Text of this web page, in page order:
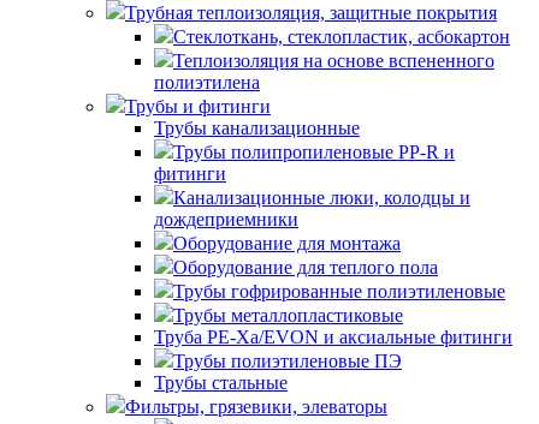
Трубная теплоизоляция, защитные покрытия
Стеклоткань, стеклопластик, асбокартон
Теплоизоляция на основе вспененного
полиэтилена
Трубы и фитинги
Трубы канализационные
Трубы полипропиленовые PP-R и
фитинги
Канализационные люки, колодцы и
дождеприемники
Оборудование для монтажа
Оборудование для теплого пола
Трубы гофрированные полиэтиленовые
Трубы металлопластиковые
Труба PE-Xa/EVON и аксиальные фитинги
Трубы полиэтиленовые ПЭ
Трубы стальные
Фильтры, грязевики, элеваторы